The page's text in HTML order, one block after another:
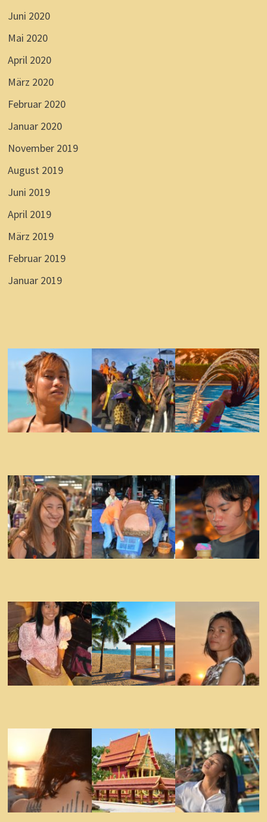
Juni 2020
Mai 2020
April 2020
März 2020
Februar 2020
Januar 2020
November 2019
August 2019
Juni 2019
April 2019
März 2019
Februar 2019
Januar 2019